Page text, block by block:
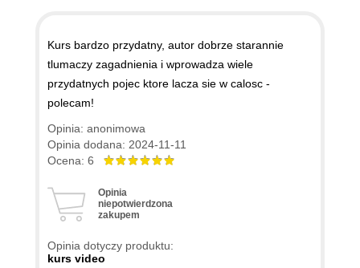
Kurs bardzo przydatny, autor dobrze starannie
tlumaczy zagadnienia i wprowadza wiele
przydatnych pojec ktore lacza sie w calosc -
polecam!
Opinia: anonimowa
Opinia dodana: 2024-11-11
Ocena: 6
Opinia
niepotwierdzona
zakupem
Opinia dotyczy produktu:
kurs video